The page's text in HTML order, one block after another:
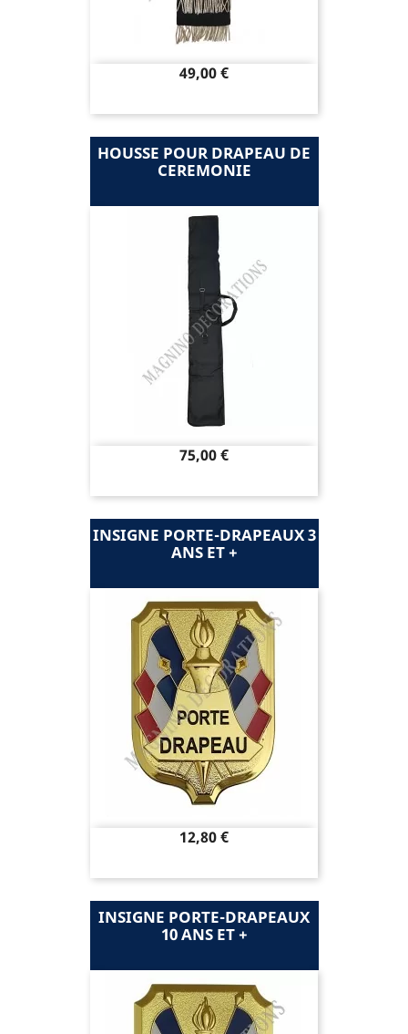
Prix
49,00 €
HOUSSE POUR DRAPEAU DE
CEREMONIE
Prix
75,00 €
INSIGNE PORTE-DRAPEAUX 3
ANS ET +
Prix
12,80 €
INSIGNE PORTE-DRAPEAUX
10 ANS ET +